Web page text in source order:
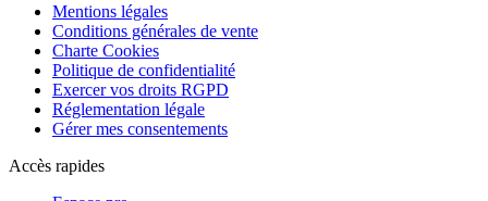
Mentions légales
Conditions générales de vente
Charte Cookies
Politique de confidentialité
Exercer vos droits RGPD
Réglementation légale
Gérer mes consentements
Accès rapides